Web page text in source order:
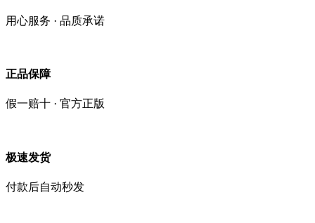
用心服务 · 品质承诺
正品保障
假一赔十 · 官方正版
极速发货
付款后自动秒发